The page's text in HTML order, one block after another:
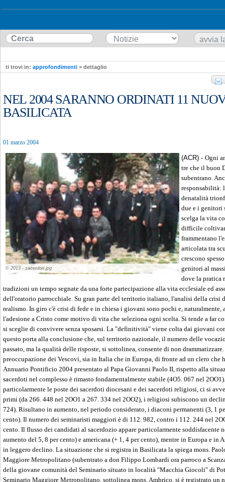
ti trovi in: approfondimenti > dettaglio
NEL 2004 SARANNO ORDINATI 11
BASILICATA
01 marzo 2004
© 2013 - sacerdoti.jpg
(ACR) - Ogni anno il numero dei preti si riduce. Per tre che il buon Dio richiama a sè, solo due subentrano. Anche la demografia ha le sue responsabilità: la popolazione invecchia, la denatalità trionfa, nelle famiglie i figli sono uno o due e i genitori spesso non accettano che il maschio scelga la vita consacrata. Nelle famiglie di oggi è difficile coltivare una vocazione tra ritmi che frammentano l'esistenza, in una quotidianità articolata tra scuola, sport e giochi Tv, dove i figli crescono spesso soli e riescono a trascorrere con i genitori al massimo il wee-kend. Famiglie 0fragili, dove la pratica religiosa si è inaridita insieme con le tradizioni un tempo segnate da una forte partecipazione alla vita ecclesiale ed associativa, nonchè alle attività dell'oratorio parrocchiale. Su gran parte del territorio italiano, l'analisi della crisi delle vocazioni è all'insegna del realismo. In giro c'è crisi di fede e in chiesa i giovani sono pochi e, naturalmente, ancor meno quelli capaci di sentire l'adesione a Cristo come motivo di vita che seleziona ogni scelta. Si tende a far convivere chiesa e discoteca cosi come si sceglie di convivere senza sposarsi. La "definitività" viene colta dai giovani come limite anziché un valore. Tutto questo porta alla conclusione che, sul territorio nazionale, il numero delle vocazioni è inevitabilmente inferiore al passato, ma la qualità delle risposte, si sottolinea, consente di non drammatizzare. Ma se non è dramma è però forte la preoccupazione dei Vescovi, sia in Italia che in Europa, di fronte ad un clero che ha un'età media di sessant' anni. Nell' Annuario Pontificio 2004